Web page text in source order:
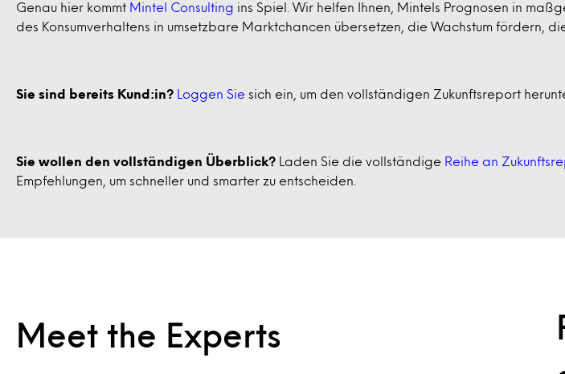
Genau hier kommt Mintel Consulting ins Spiel. Wir helfen Ihnen, Mintels Prognosen in
des Konsumverhaltens in umsetzbare Marktchancen übersetzen, die Wachstum fördern,
Sie sind bereits Kund:in? Loggen Sie sich ein, um den vollständigen Zukunftsreport
Sie wollen den vollständigen Überblick? Laden Sie die vollständige Reihe an
Empfehlungen, um schneller und smarter zu entscheiden.
Meet the Experts